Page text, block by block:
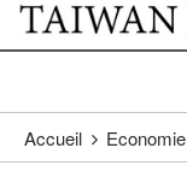
Passer au contenu
:::
Accueil Economie